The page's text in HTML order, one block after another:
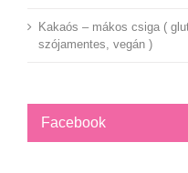
Kakaós – mákos csiga (
szójamentes, vegán )
Facebook